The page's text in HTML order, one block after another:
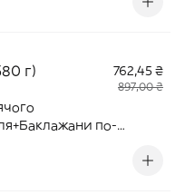
г) 762,45 ₴
897,00 ₴
по-